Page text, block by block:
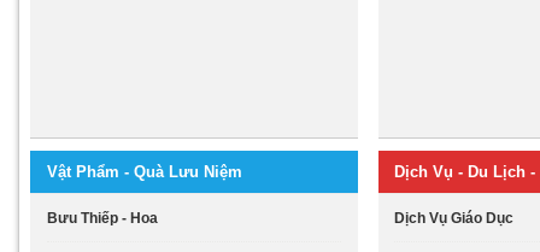
Vật Phẩm - Quà Lưu Niệm
Bưu Thiếp - Hoa
Dịch Vụ - Du Lịch
Dịch Vụ Giáo Dục